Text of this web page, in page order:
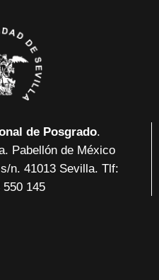
de Posgrado.
Pabellón de México
s/n. 41013 Sevilla. Tlf:
550 145